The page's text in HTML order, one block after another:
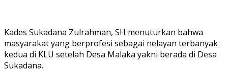
Kades Sukadana Zulrahman, SH menuturkan bahwa
masyarakat yang berprofesi sebagai nelayan terbanyak
kedua di KLU setelah Desa Malaka yakni berada di Desa
Sukadana.